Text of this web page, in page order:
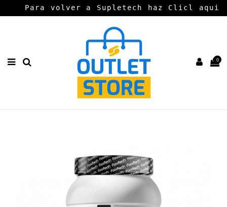
Para volver a Supletech haz Clicl aqui
0